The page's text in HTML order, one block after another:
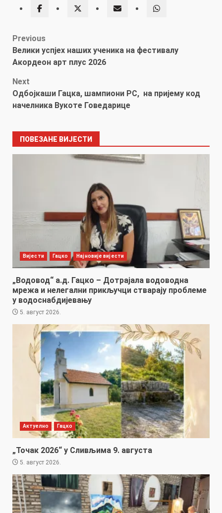
Post
navigation
Previous
Велики успјех наших ученика на фестивалу
Акордеон арт плус 2026
Next
Одбојкаши Гацка, шампиони РС, на пријему код
начелника Вукоте Говедарице
ПОВЕЗАНЕ ВИЈЕСТИ
Вијести Гацко Најновије вијести
„Водовод“ а.д. Гацко – Дотрајала водоводна
мрежа и нелегални прикључци стварају проблеме
у водоснабдијевању
5. август 2026.
Актуелно Гацко
„Точак 2026“ у Сливљима 9. августа
5. август 2026.